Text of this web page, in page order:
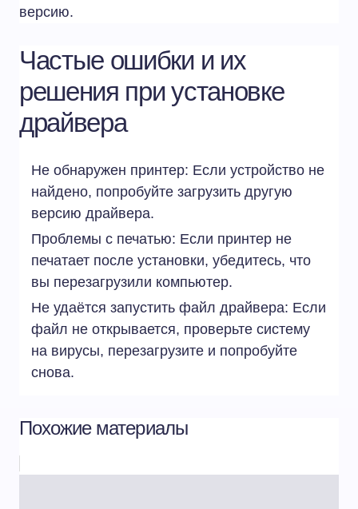
версию.
Частые ошибки и их
решения при установке
драйвера
Не обнаружен принтер: Если устройство не
найдено, попробуйте загрузить другую
версию драйвера.
Проблемы с печатью: Если принтер не
печатает после установки, убедитесь, что
вы перезагрузили компьютер.
Не удаётся запустить файл драйвера: Если
файл не открывается, проверьте систему
на вирусы, перезагрузите и попробуйте
снова.
Похожие материалы